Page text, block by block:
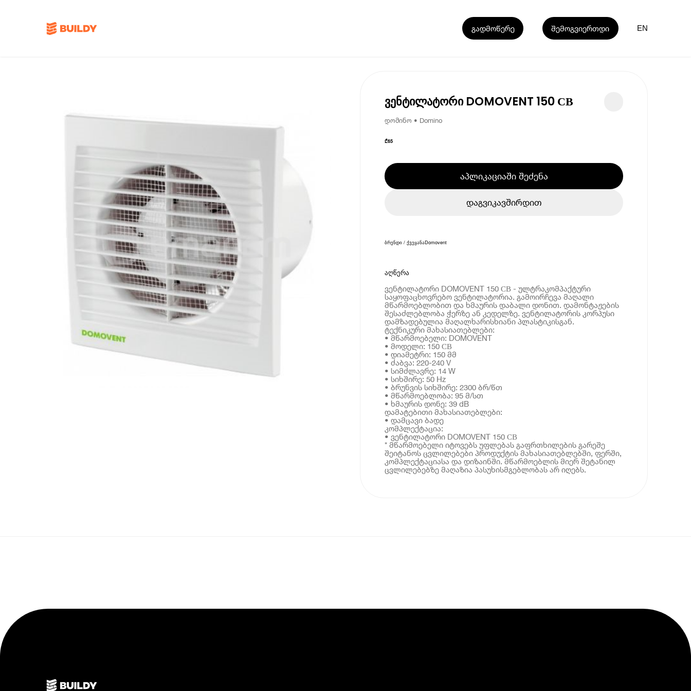
გადმოწერე შემოგვიერთდი EN
ვენტილატორი DOMOVENT 150 СВ
დომინო • Domino
₾65
აპლიკაციაში შეძენა
დაგვიკავშირდით
ბრენდი / ქვეყანაDomovent
აღწერა
ვენტილატორი DOMOVENT 150 СВ - ულტრაკომპაქტური
საყოფაცხოვრებო ვენტილატორია. გამოირჩევა მაღალი
მწარმოებლობით და ხმაურის დაბალი დონით. დამონტაჟების
შესაძლებლობა ჭერზე ან კედელზე. ვენტილატორის კორპუსი
დამზადებულია მაღალხარისხიანი პლასტიკისგან.
ტექნიკური მახასიათებლები:
• მწარმოებელი: DOMOVENT
• მოდელი: 150 СВ
• დიამეტრი: 150 მმ
• ძაბვა: 220-240 V
• სიმძლავრე: 14 W
• სიხშირე: 50 Hz
• ბრუნვის სიხშირე: 2300 ბრ/წთ
• მწარმოებლობა: 95 მ/სთ
• ხმაურის დონე: 39 dB
დამატებითი მახასიათებლები:
• დამცავი ბადე
კომპლექტაცია:
• ვენტილატორი DOMOVENT 150 СВ
* მწარმოებელი იტოვებს უფლებას გაფრთხილების გარეშე
შეიტანოს ცვლილებები პროდუქტის მახასიათებლებში, ფერში,
კომპლექტაციასა და დიზაინში. მწარმოებლის მიერ შეტანილ
ცვლილებებზე მაღაზია პასუხისმგებლობას არ იღებს.